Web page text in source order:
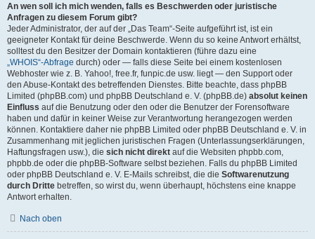
An wen soll ich mich wenden, falls es Beschwerden oder juristische
Anfragen zu diesem Forum gibt?
Jeder Administrator, der auf der „Das Team“-Seite aufgeführt ist, ist ein
geeigneter Kontakt für deine Beschwerde. Wenn du so keine Antwort erhältst,
solltest du den Besitzer der Domain kontaktieren (führe dazu eine
„WHOIS“-Abfrage durch) oder — falls diese Seite bei einem kostenlosen
Webhoster wie z. B. Yahoo!, free.fr, funpic.de usw. liegt — den Support oder
den Abuse-Kontakt des betreffenden Dienstes. Bitte beachte, dass phpBB
Limited (phpBB.com) und phpBB Deutschland e. V. (phpBB.de) absolut keinen
Einfluss auf die Benutzung oder den oder die Benutzer der Forensoftware
haben und dafür in keiner Weise zur Verantwortung herangezogen werden
können. Kontaktiere daher nie phpBB Limited oder phpBB Deutschland e. V. in
Zusammenhang mit jeglichen juristischen Fragen (Unterlassungserklärungen,
Haftungsfragen usw.), die sich nicht direkt auf die Websiten phpbb.com,
phpbb.de oder die phpBB-Software selbst beziehen. Falls du phpBB Limited
oder phpBB Deutschland e. V. E-Mails schreibst, die die Softwarenutzung
durch Dritte betreffen, so wirst du, wenn überhaupt, höchstens eine knappe
Antwort erhalten.
Nach oben